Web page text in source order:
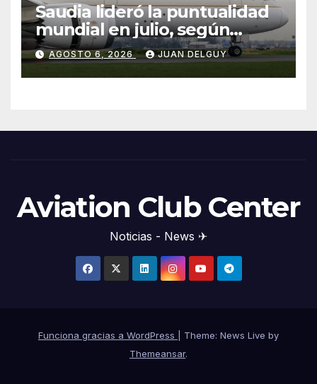
Saudia lideró la puntualidad
mundial en julio, según
Cirium
AGOSTO 6, 2026 JUAN DELGUY
Aviation Club Center
Noticias - News ✈
Funciona gracias a WordPress
Theme: News Live by
Themeansar.